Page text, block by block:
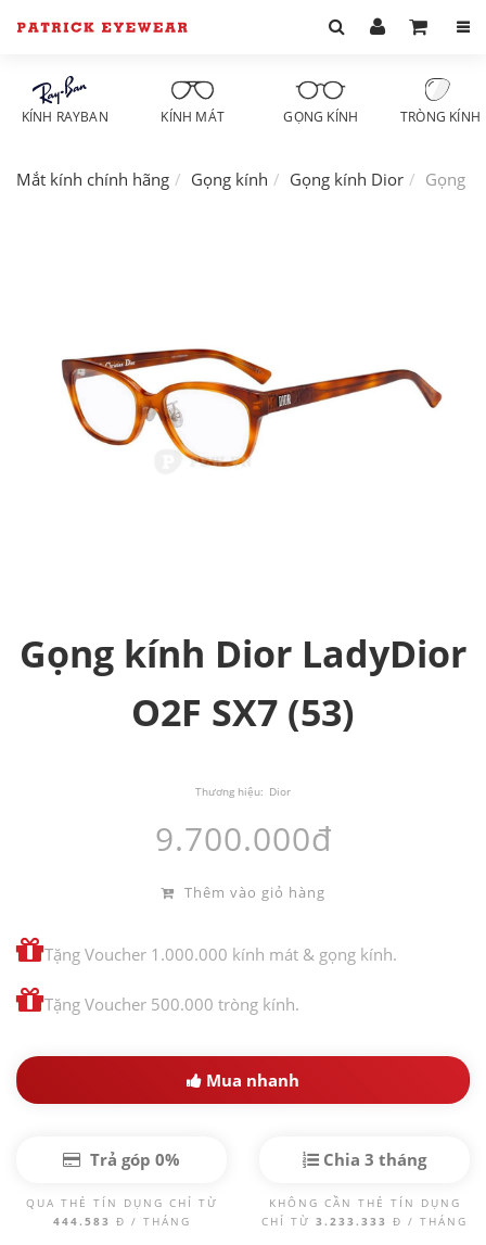
KÍNH RAYBAN KÍNH MÁT GỌNG KÍNH TRÒNG KÍNH
Mắt kính chính hãng Gọng kính Gọng kính Dior Gọng
Gọng kính Dior LadyDior
O2F SX7 (53)
Thương hiệu: Dior
9.700.000đ
Thêm vào giỏ hàng
Tặng Voucher 1.000.000 kính mát & gọng kính.
Tặng Voucher 500.000 tròng kính.
Mua nhanh
Trả góp 0%
QUA THẺ TÍN DỤNG CHỈ TỪ
444.583 Đ / THÁNG
Chia 3 tháng
KHÔNG CẦN THẺ TÍN DỤNG
CHỈ TỪ 3.233.333 Đ / THÁNG